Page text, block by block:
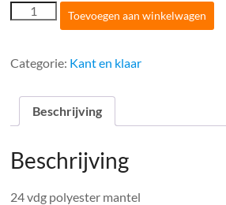
12MM
12
rope
Blauw
Toevoegen aan winkelwagen
Categorie: Kant en klaar
Beschrijving
Beschrijving
24 vdg polyester mantel